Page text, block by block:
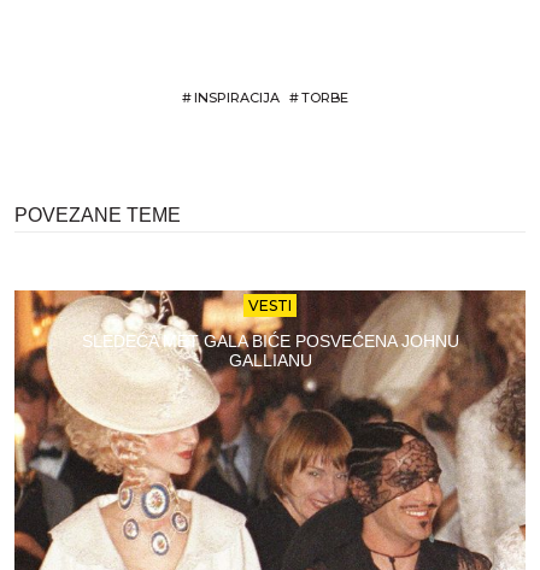
#INSPIRACIJA #TORBE
POVEZANE TEME
VESTI
SLEDEĆA MET GALA BIĆE POSVEĆENA JOHNU
GALLIANU